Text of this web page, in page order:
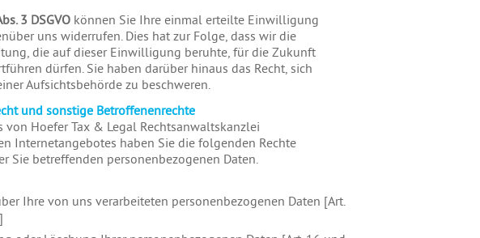
3 DSGVO können Sie Ihre einmal erteilte Einwilligung
uns widerrufen. Dies hat zur Folge, dass wir die
die auf dieser Einwilligung beruhte, für die Zukunft
dürfen. Sie haben darüber hinaus das Recht, sich
Aufsichtsbehörde zu beschweren.
und sonstige Betroffenenrechte
von Hoefer Tax & Legal Rechtsanwaltskanzlei
Internetangebotes haben Sie die folgenden Rechte
Sie betreffenden personenbezogenen Daten.
Ihre von uns verarbeiteten personenbezogenen Daten [Art.